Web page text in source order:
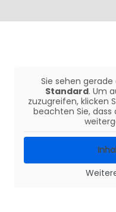
Sie sehen
Standard. Um
zuzugreifen, klicken
beachten Sie,